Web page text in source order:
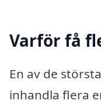
Varför få
En av de
inhandla flera